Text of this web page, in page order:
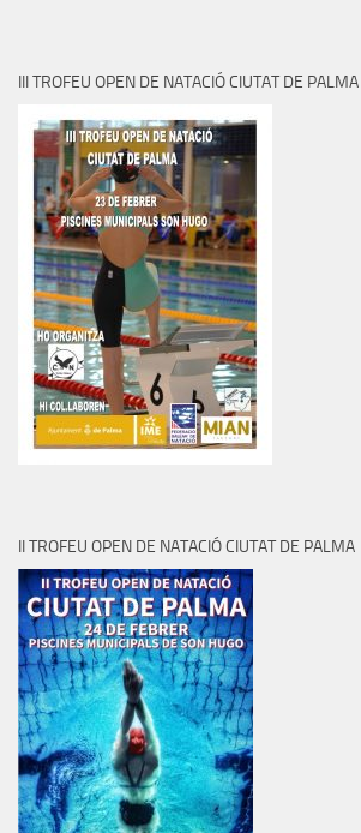
III TROFEU OPEN DE NATACIÓ CIUTAT DE PALMA
II TROFEU OPEN DE NATACIÓ CIUTAT DE PALMA